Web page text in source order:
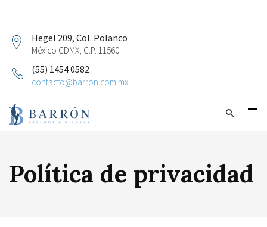
Hegel 209, Col. Polanco
México CDMX, C.P. 11560
(55) 1454 0582
contacto@barron.com.mx
Política de privacidad